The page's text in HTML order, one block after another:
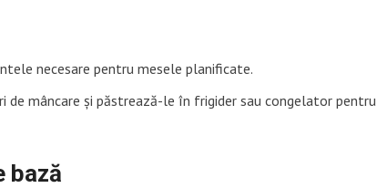
necesare pentru mesele planificate.
de mâncare și păstrează-le în frigider sau congelator pentru
bază